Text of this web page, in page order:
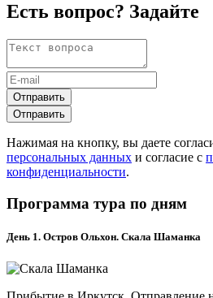
Есть вопрос? Задайте
Отправить
Отправить
Нажимая на кнопку, вы даете
персональных данных и согласие с
конфиденциальности.
Программа тура по дням
День 1. Остров Ольхон. Скала Шаманка